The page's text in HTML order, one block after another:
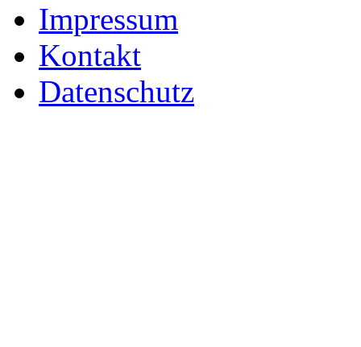
Impressum
Kontakt
Datenschutz